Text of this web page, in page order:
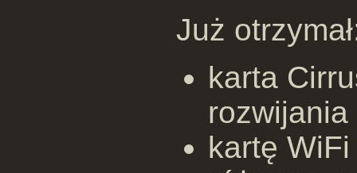
Już
karta
kartę